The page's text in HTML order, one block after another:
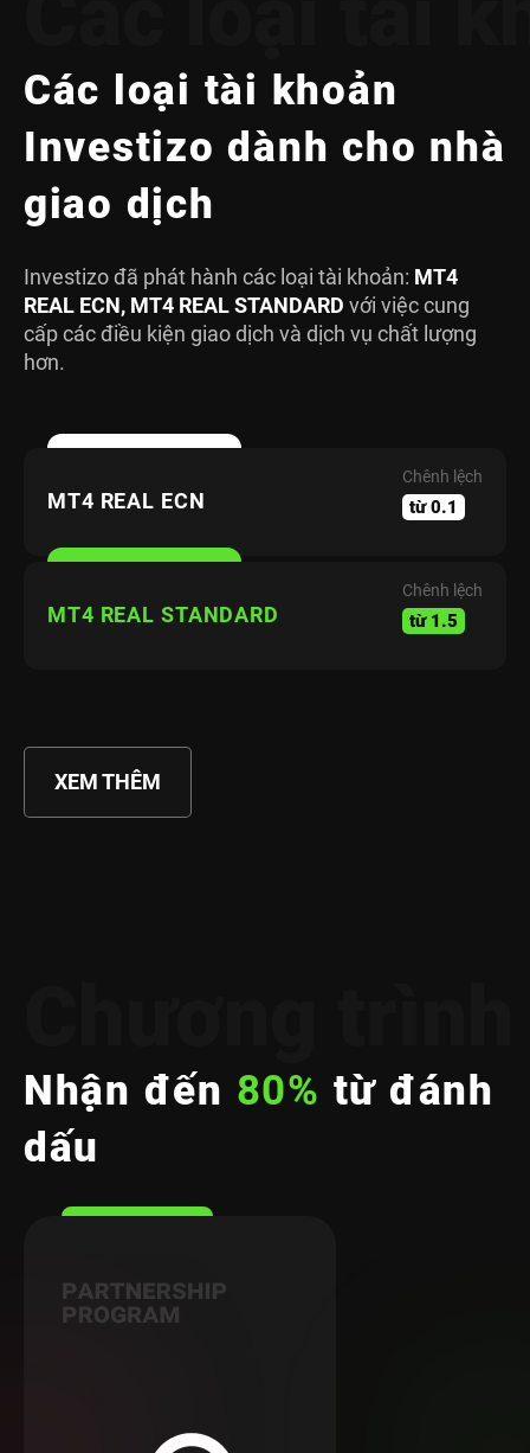
Các loại tài khoản
Investizo dành cho nhà
giao dịch
Investizo đã phát hành các loại tài khoản: MT4
REAL ECN, MT4 REAL STANDARD với việc cung
cấp các điều kiện giao dịch và dịch vụ chất lượng
hơn.
MT4 REAL ECN
Chênh lệch
từ 0.1
MT4 REAL STANDARD
Chênh lệch
từ 1.5
XEM THÊM
Nhận đến 80% từ đánh
dấu